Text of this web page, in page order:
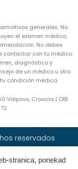
stranica, ponekad
generales. No
el examen médico,
No debes
contactar con tu médico
diagnóstico y
de un médico u otro
condición médica.
Valpovo, Croacia | OIB:
reservados
(Inglés)